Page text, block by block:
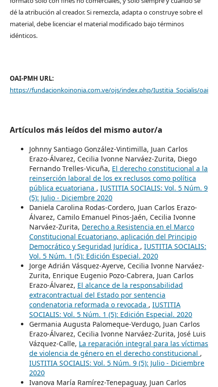
dé la atribución al creador. Si remezcla, adapta o construye sobre el
material, debe licenciar el material modificado bajo términos
idénticos.
OAI-PMH URL:
https://fundacionkoinonia.com.ve/ojs/index.php/Iustitia_Socialis/oai
Artículos más leídos del mismo autor/a
Johnny Santiago González-Vintimilla, Juan Carlos
Erazo-Álvarez, Cecilia Ivonne Narváez-Zurita, Diego
Fernando Trelles-Vicuña, El derecho constitucional a la
reinserción laboral de los ex reclusos como política
pública ecuatoriana , IUSTITIA SOCIALIS: Vol. 5 Núm. 9
(5): Julio - Diciembre 2020
Daniela Carolina Rodas-Cordero, Juan Carlos Erazo-
Álvarez, Camilo Emanuel Pinos-Jaén, Cecilia Ivonne
Narváez-Zurita, Derecho a Resistencia en el Marco
Constitucional Ecuatoriano, aplicación del Principio
Democrático y Seguridad Jurídica , IUSTITIA SOCIALIS:
Vol. 5 Núm. 1 (5): Edición Especial. 2020
Jorge Adrián Vásquez-Ayerve, Cecilia Ivonne Narváez-
Zurita, Enrique Eugenio Pozo-Cabrera, Juan Carlos
Erazo-Álvarez, El alcance de la responsabilidad
extracontractual del Estado por sentencia
condenatoria reformada o revocada , IUSTITIA
SOCIALIS: Vol. 5 Núm. 1 (5): Edición Especial. 2020
Germania Augusta Palomeque-Verdugo, Juan Carlos
Erazo-Álvarez, Cecilia Ivonne Narváez-Zurita, José Luis
Vázquez-Calle, La reparación integral para las víctimas
de violencia de género en el derecho constitucional ,
IUSTITIA SOCIALIS: Vol. 5 Núm. 9 (5): Julio - Diciembre
2020
Ivanova María Ramírez-Tenepaguay, Juan Carlos